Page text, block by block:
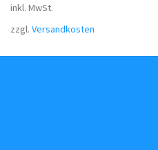
inkl. MwSt.
zzgl. Versandkosten